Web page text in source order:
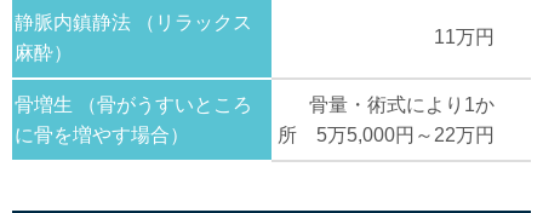
静脈内鎮静法 （リラックス
麻酔）
11万円
骨増生 （骨がうすいところ
に骨を増やす場合）
骨量・術式により1か
所 5万5,000円～22万円